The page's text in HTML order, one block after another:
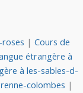
| Cours de
étrangère à
à les-sables-d-
colombes |